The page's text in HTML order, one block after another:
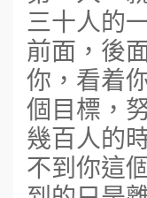
三十人的
前面，後
你，看着
個目標，
幾百人的
不到你這